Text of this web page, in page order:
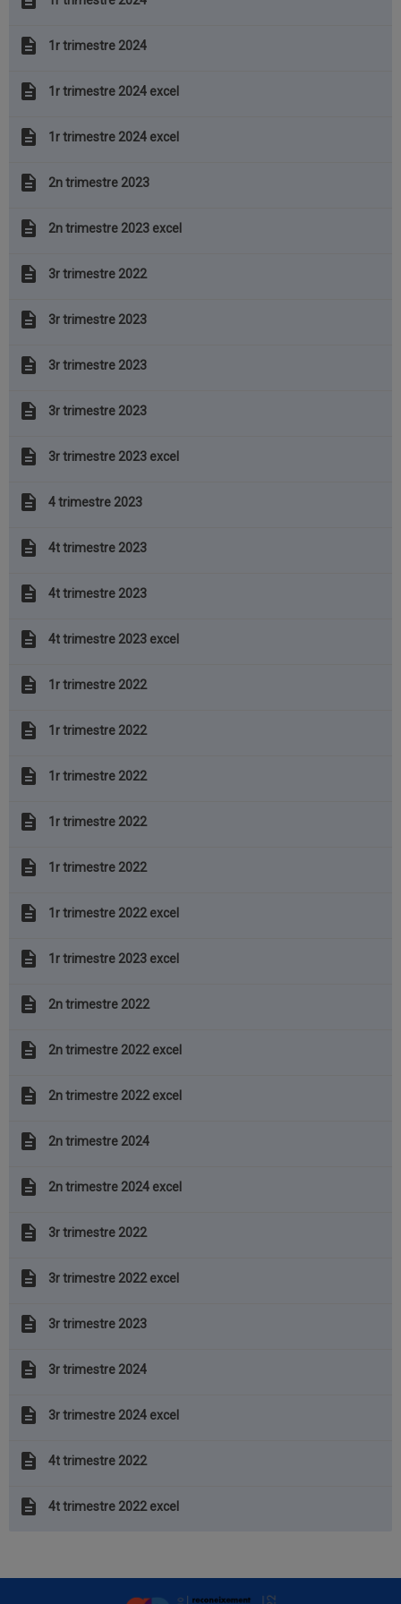
description 1r trimestre 2024
description 1r trimestre 2024 excel
description 1r trimestre 2024 excel
description 2n trimestre 2023
description 2n trimestre 2023 excel
description 3r trimestre 2022
description 3r trimestre 2023
description 3r trimestre 2023
description 3r trimestre 2023
description 3r trimestre 2023 excel
description 4 trimestre 2023
description 4t trimestre 2023
description 4t trimestre 2023
description 4t trimestre 2023 excel
description 1r trimestre 2022
description 1r trimestre 2022
description 1r trimestre 2022
description 1r trimestre 2022
description 1r trimestre 2022
description 1r trimestre 2022 excel
description 1r trimestre 2023 excel
description 2n trimestre 2022
description 2n trimestre 2022 excel
description 2n trimestre 2022 excel
description 2n trimestre 2024
description 2n trimestre 2024 excel
description 3r trimestre 2022
description 3r trimestre 2022 excel
description 3r trimestre 2023
description 3r trimestre 2024
description 3r trimestre 2024 excel
description 4t trimestre 2022
description 4t trimestre 2022 excel